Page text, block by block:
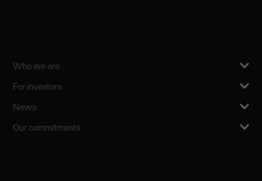
Who we are
For investors
News
Our commitments